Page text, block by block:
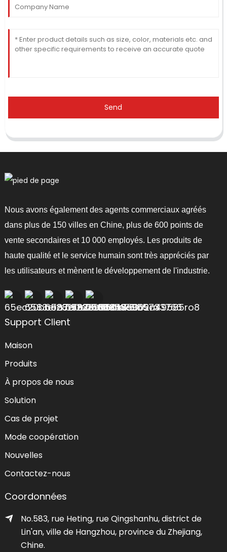
Send
Nous avons également des agents commerciaux agréés
dans plus de 150 villes en Chine, plus de 600 points de
vente secondaires et 10 000 employés. Les produits de
haute qualité et le service humain sont très appréciés par
les utilisateurs et mènent le développement de l'industrie.
Support Client
Maison
Produits
À propos de nous
Solution
Cas de projet
Mode coopération
Nouvelles
Contactez-nous
Coordonnées
No.583, rue Heting, rue Qingshanhu, district de
Lin'an, ville de Hangzhou, province du Zhejiang,
Chine.